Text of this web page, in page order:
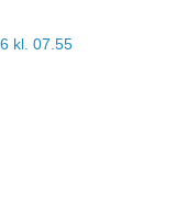
kl. 07.55